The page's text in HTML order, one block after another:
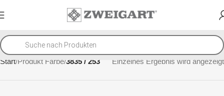
Start Produkt Farbe 3835 / 253 Einzelnes Ergebnis wird angezeigt